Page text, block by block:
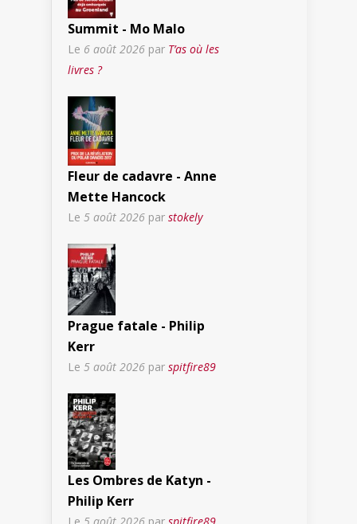
Summit - Mo Malo
Le 6 août 2026 par T’as où les
livres ?
Fleur de cadavre - Anne
Mette Hancock
Le 5 août 2026 par stokely
Prague fatale - Philip
Kerr
Le 5 août 2026 par spitfire89
Les Ombres de Katyn -
Philip Kerr